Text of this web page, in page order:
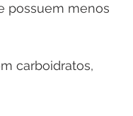
possuem menos
carboidratos,